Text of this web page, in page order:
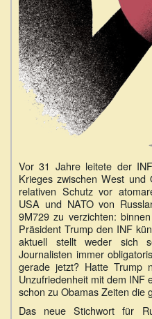
Vor 31 Jahre leitete der
Krieges zwischen West
relativen Schutz vor
USA und NATO von
9M729 zu verzichten:
Präsident Trump den INF
aktuell stellt weder sich
Journalisten immer
gerade jetzt? Hatte Trump
Unzufriedenheit mit dem INF
schon zu Obamas Zeiten die
Das neue Stichwort für